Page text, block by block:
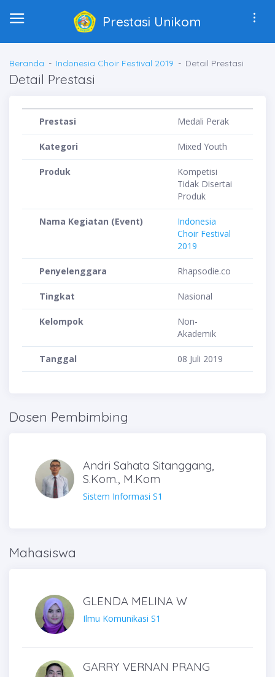
Prestasi Unikom
Beranda Indonesia Choir Festival 2019 Detail Prestasi
Detail Prestasi
Prestasi Medali Perak
Kategori Mixed Youth
Produk
Kompetisi
Tidak Disertai
Produk
Nama Kegiatan (Event)
Indonesia
Choir Festival
2019
Penyelenggara Rhapsodie.co
Tingkat Nasional
Kelompok
Non-
Akademik
Tanggal 08 Juli 2019
Dosen Pembimbing
Andri Sahata Sitanggang,
S.Kom., M.Kom
Sistem Informasi S1
Mahasiswa
GLENDA MELINA W
Ilmu Komunikasi S1
GARRY VERNAN PRANG